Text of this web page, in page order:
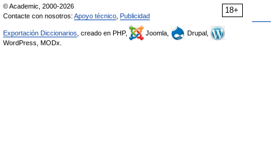
18+
© Academic, 2000-2026
Contacte con nosotros: Apoyo técnico Publicidad
Exportación Diccionarios , creado en PHP, Joomla,
Drupal,
WordPress, MODx.